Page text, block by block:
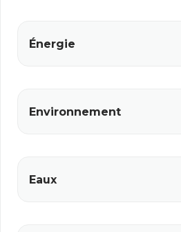
Énergie
Environnement
Eaux